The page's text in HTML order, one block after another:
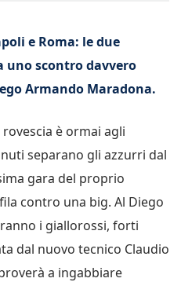
e Roma: le due
uno scontro davvero
Armando Maradona.
è ormai agli
separano gli azzurri dal
gara del proprio
contro una big. Al Diego
i giallorossi, forti
dal nuovo tecnico Claudio
a ingabbiare